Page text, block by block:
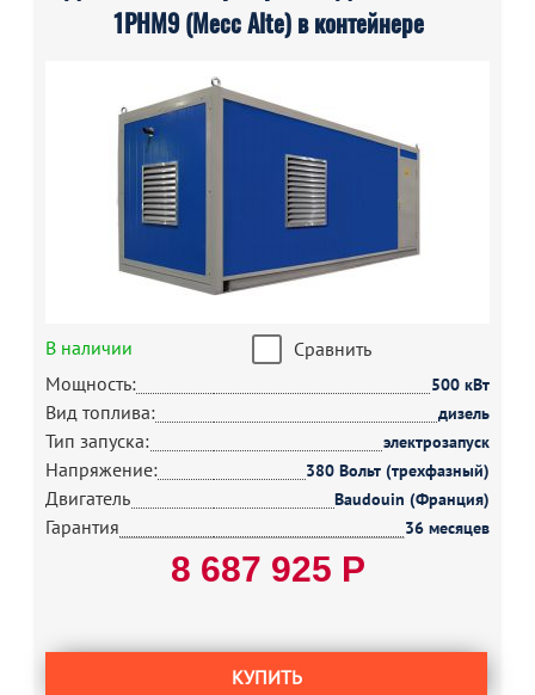
1РНМ9 (Mecc Alte) в контейнере
В наличии
Сравнить
Мощность:
500 кВт
Вид топлива: дизель
Тип запуска: электрозапуск
Напряжение: 380 Вольт (трехфазный)
Двигатель Baudouin (Франция)
Гарантия 36 месяцев
8 687 925 Р
КУПИТЬ